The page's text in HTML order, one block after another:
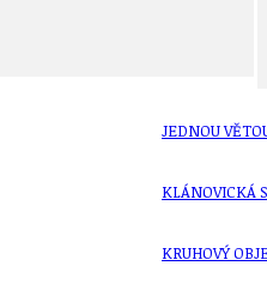
JEDNOU
KLÁNOVICKÁ
KRUHOVÝ